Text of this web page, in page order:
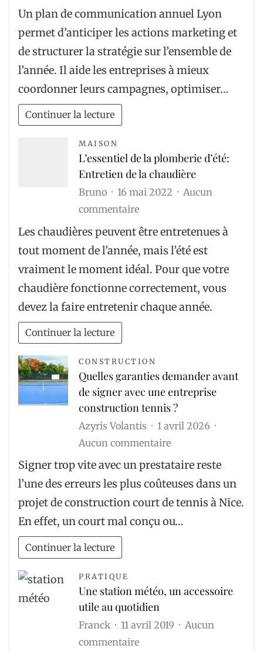
Pourquoi
de
communication
annuel
?
Un plan de communication annuel Lyon
permet d’anticiper les actions marketing et
de structurer la stratégie sur l’ensemble de
l’année. Il aide les entreprises à mieux
coordonner leurs campagnes, optimiser…
Continuer la lecture
MAISON
L’essentiel de la plomberie d’été:
Entretien de la chaudière
Bruno 16 mai 2022
Aucun
commentairesur
L’essentiel
la
plomberie
d’été:
Entretien
chaudière
Les chaudières peuvent être entretenues à
tout moment de l’année, mais l’été est
vraiment le moment idéal. Pour que votre
chaudière fonctionne correctement, vous
devez la faire entretenir chaque année.
Continuer la lecture
CONSTRUCTION
Quelles garanties demander avant
de signer avec une entreprise
construction tennis ?
Azyris Volantis
1 avril 2026
Aucun commentairesur
Quelles
garanties
avant
de
entreprise
tennis
Signer trop vite avec un prestataire reste
l’une des erreurs les plus coûteuses dans un
projet de construction court de tennis à Nice.
En effet, un court mal conçu ou…
Continuer la lecture
PRATIQUE
Une station météo, un accessoire
utile au quotidien
Franck 11 avril 2019
Aucun
commentairesur